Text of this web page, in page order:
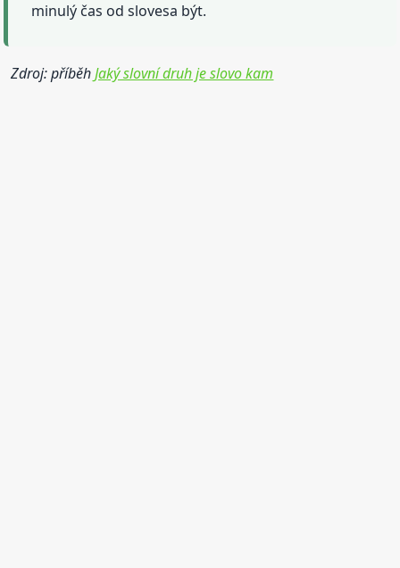
minulý čas od slovesa být.
Zdroj: příběhJaký slovní druh je slovo kam